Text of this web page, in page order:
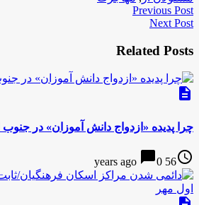
Previous Post
Next Post
Related Posts
description
چرا پدیده «ازدواج دانش آموزان» در جنوب
access_time
56 years ago
chat_bubble0